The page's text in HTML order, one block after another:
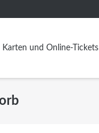
Karten und Online-Tickets